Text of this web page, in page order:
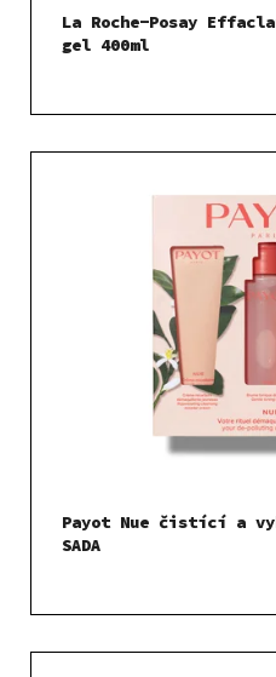
La Roche-Posay
gel 400ml
Payot Nue čistící a
SADA